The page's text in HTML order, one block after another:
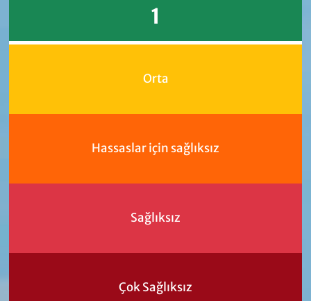
1
Orta
Hassaslar için sağlıksız
Sağlıksız
Çok Sağlıksız